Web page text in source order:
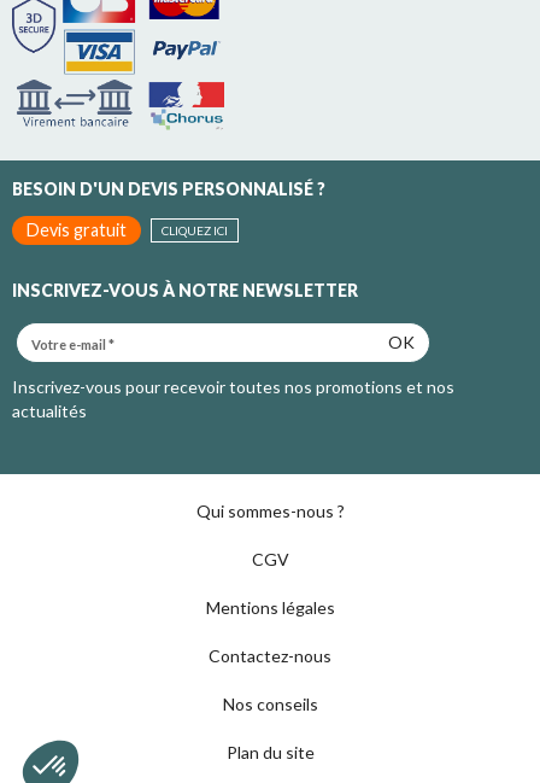
BESOIN D'UN DEVIS PERSONNALISÉ ?
Devis gratuit
CLIQUEZ ICI
INSCRIVEZ-VOUS À NOTRE NEWSLETTER
OK
Inscrivez-vous pour recevoir toutes nos promotions et nos
actualités
Qui sommes-nous ?
CGV
Mentions légales
Contactez-nous
Nos conseils
Plan du site